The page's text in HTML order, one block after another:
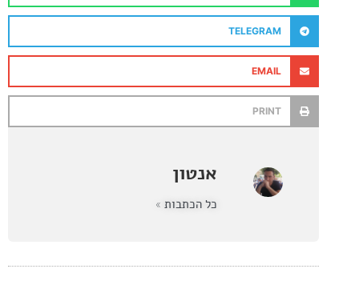
TELEGRAM
אנטון